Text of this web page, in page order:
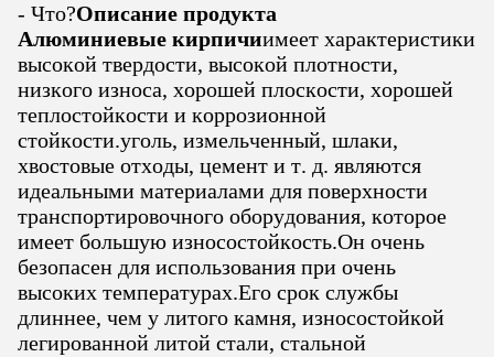
- Что?Описание продукта
Алюминиевые кирпичиимеет характеристики
высокой твердости, высокой плотности,
низкого износа, хорошей плоскости, хорошей
теплостойкости и коррозионной
стойкости.уголь, измельченный, шлаки,
хвостовые отходы, цемент и т. д. являются
идеальными материалами для поверхности
транспортировочного оборудования, которое
имеет большую износостойкость.Он очень
безопасен для использования при очень
высоких температурах.Его срок службы
длиннее, чем у литого камня, износостойкой
легированной литой стали, стальной